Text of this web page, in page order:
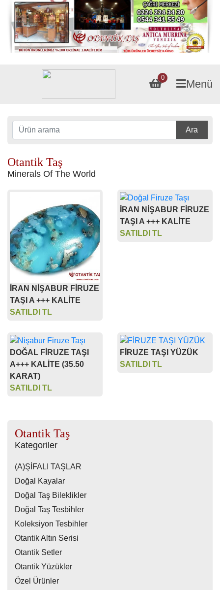
0
Menü
Ara
Otantik Taş
Minerals Of The World
İRAN NİŞABUR FİRUZE
TAŞI A +++ KALİTE
SATILDI TL
İRAN NİŞABUR FİRUZE
TAŞI A +++ KALİTE
SATILDI TL
DOĞAL FİRUZE TAŞI
A+++ KALİTE (35.50
KARAT)
SATILDI TL
FİRUZE TAŞI YÜZÜK
SATILDI TL
Otantik Taş
Kategoriler
(A)ŞİFALI TAŞLAR
Doğal Kayalar
Doğal Taş Bileklikler
Doğal Taş Tesbihler
Koleksiyon Tesbihler
Otantik Altın Serisi
Otantik Setler
Otantik Yüzükler
Özel Ürünler